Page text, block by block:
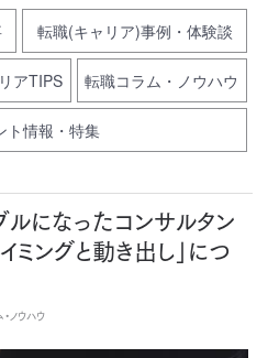
転職(キャリア)事例・体験談
アTIPS 転職コラム・ノウハウ
ト情報・特集
ルになったコンサルタン
ミングと動き出し」につ
ノウハウ